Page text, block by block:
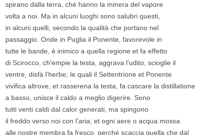
spirano dalla terra, ché hanno la minera del vapore
volta a noi. Ma in alcuni luoghi sono salubri questi,
in alcuni quelli, secondo la qualità che portano nel
passaggio. Onde in Puglia il Ponente, favorevole in
tutte le bande, è inimico a quella regione et fa effetto
di Scirocco, ch'empie la testa, aggrava l’udito, scioglie il
ventre, disfà l’herbe; le quali il Settentrione et Ponente
vivifica altrove, et rasserena la testa, fa cascare la distillatione
a basso, unisce il caldo a meglio digerire. Sono
tutti venti caldi dal calor generati, ma spingono
il freddo verso noi con l’aria; et ogni aere o acqua mossa
alle nostre membra fa fresco, perché scaccia quella che dal